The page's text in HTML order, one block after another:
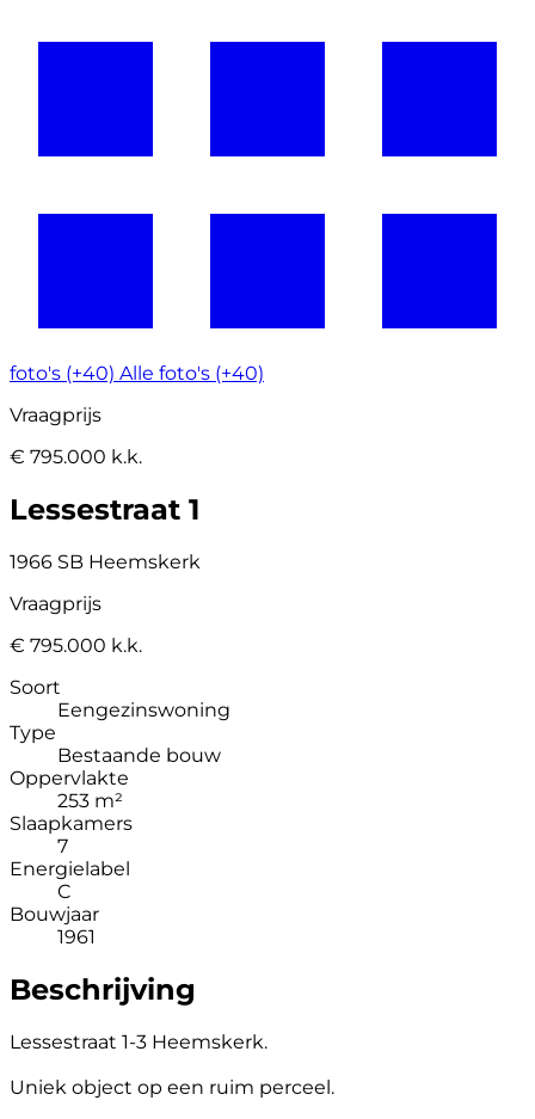
foto's (+40) Alle foto's (+40)
Vraagprijs
€ 795.000 k.k.
Lessestraat 1
1966 SB Heemskerk
Vraagprijs
€ 795.000 k.k.
Soort
Eengezinswoning
Type
Bestaande bouw
Oppervlakte
253 m²
Slaapkamers
7
Energielabel
C
Bouwjaar
1961
Beschrijving
Lessestraat 1-3 Heemskerk.
Uniek object op een ruim perceel.